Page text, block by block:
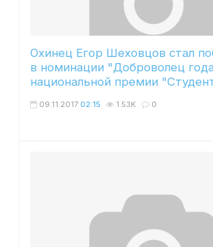
Охинец Егор Шеховцов стал
в номинации "Доброволец
национальной премии
09.11.2017 02:15 1.53K 0